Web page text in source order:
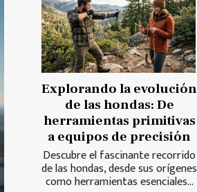
Explorando la evolución
de las hondas: De
herramientas primitivas
a equipos de precisión
Descubre el fascinante recorrido
de las hondas, desde sus orígenes
como herramientas esenciales...